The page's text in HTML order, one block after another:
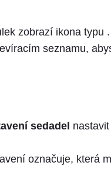
zobrazí ikona typu
seznamu,
sedadel
označuje, která